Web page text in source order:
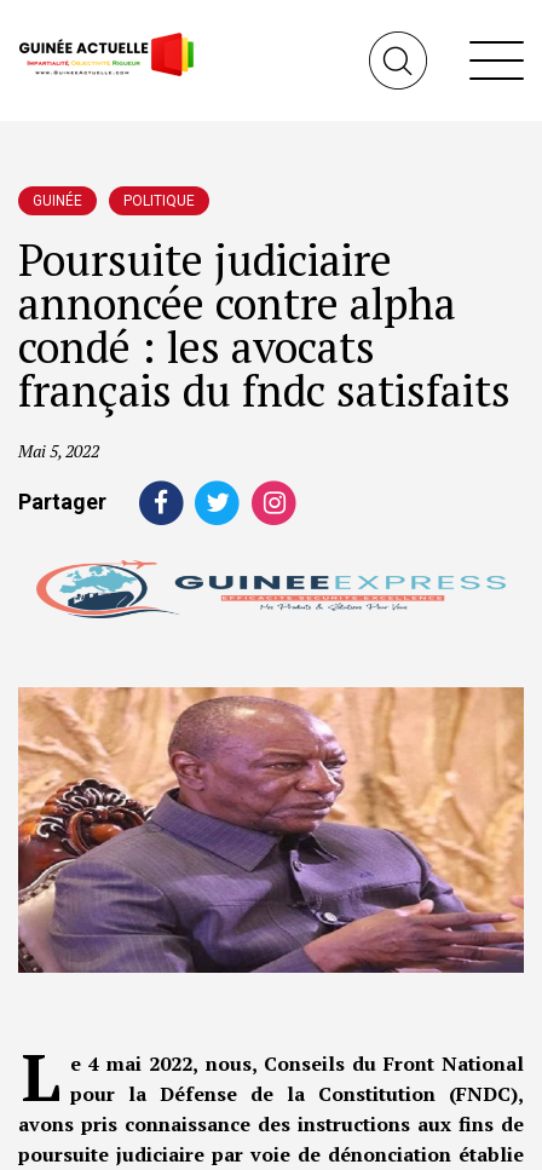
GUINÉE POLITIQUE
Poursuite judiciaire
annoncée contre alpha
condé : les avocats
français du fndc satisfaits
Mai 5, 2022
Partager
L e 4 mai 2022, nous, Conseils du Front National
pour la Défense de la Constitution (FNDC),
avons pris connaissance des instructions aux fins de
poursuite judiciaire par voie de dénonciation établie